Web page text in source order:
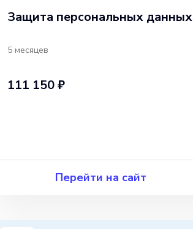
Защита персональных данных
5 месяцев
111 150 ₽
Перейти на сайт